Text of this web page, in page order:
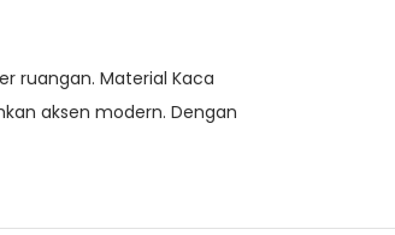
ruangan. Material Kaca
aksen modern. Dengan